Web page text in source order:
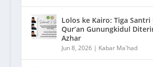
Lolos ke Kairo: Tiga Santri
Qur’an Gunungkidul
Azhar
Jun 8, 2026| Kabar Ma'had